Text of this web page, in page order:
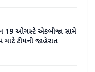
19 ઓગસ્ટે એકબીજા સામે
માટે ટીમની જાહેરાત